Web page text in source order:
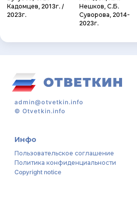
Кадомцев, 2013г. /
2023г.
Нешков, С.Б.
Суворова, 2014-
2023г.
admin@otvetkin.info
©Otvetkin.info
Инфо
Пользовательское соглашение
Политика конфиденциальности
Copyright notice